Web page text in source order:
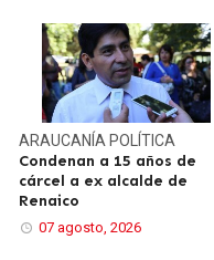
ARAUCANÍA POLÍTICA
Condenan a 15 años de
cárcel a ex alcalde de
Renaico
07 agosto, 2026